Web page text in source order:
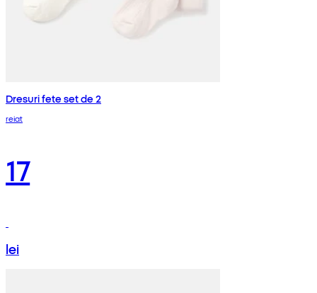
Dresuri fete set de 2
reiat
17
lei